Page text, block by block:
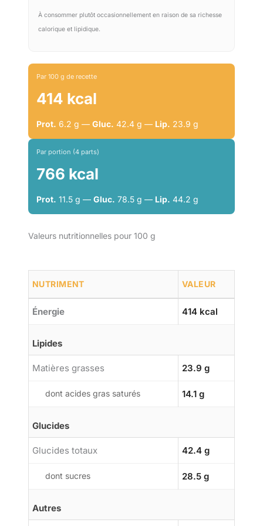
À consommer plutôt occasionnellement en raison de sa richesse
calorique et lipidique.
Par 100 g de recette
414 kcal
Prot. 6.2 g — Gluc. 42.4 g — Lip. 23.9 g
Par portion (4 parts)
766 kcal
Prot. 11.5 g — Gluc. 78.5 g — Lip. 44.2 g
Valeurs nutritionnelles pour 100 g
NUTRIMENT VALEUR
Énergie 414 kcal
Lipides
Matières grasses 23.9 g
dont acides gras saturés 14.1 g
Glucides
Glucides totaux 42.4 g
dont sucres 28.5 g
Autres